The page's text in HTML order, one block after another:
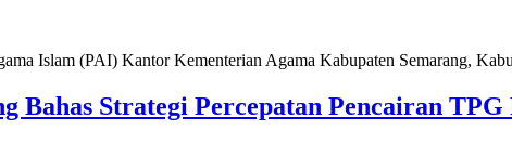
Islam (PAI) Kantor Kementerian Agama Kabupaten Semarang,
Bahas Strategi Percepatan Pencairan